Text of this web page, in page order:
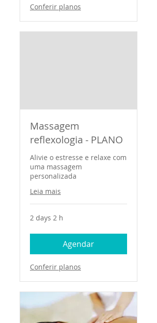
Conferir planos
Massagem
reflexologia - PLANO
Alivie o estresse e relaxe com
uma massagem
personalizada
Leia mais
2 days 2 h
Agendar
Conferir planos